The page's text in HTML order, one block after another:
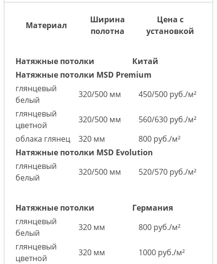
Материал
Ширина
полотна
Цена с
установкой
Натяжные потолки
Китай
Натяжные потолки MSD Premium
глянцевый
белый
320/500 мм
450/500 руб./м²
глянцевый
цветной
320/500 мм
560/630 руб./м²
облака глянец
320 мм
800 руб./м²
Натяжные потолки MSD Evolution
глянцевый
белый
320/500 мм 520/570 руб./м²
Натяжные потолки
Германия
глянцевый
белый
320 мм
800 руб./м²
глянцевый
цветной
320 мм 1000 руб./м²